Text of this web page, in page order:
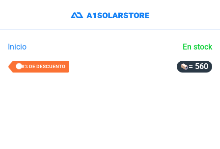
Inicio En stock
48% DE DESCUENTO = 560